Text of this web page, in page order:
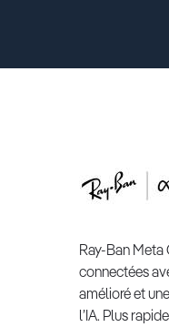
Ray-Ban Meta
connectées
amélioré et
l’IA. Plus